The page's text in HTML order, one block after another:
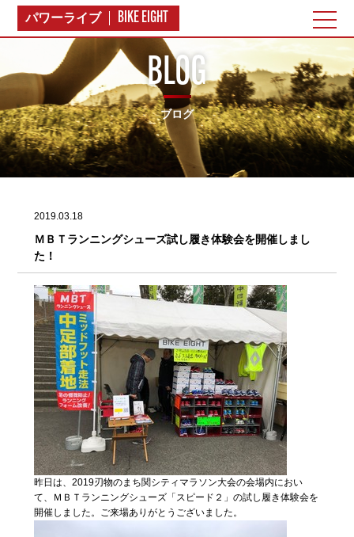
パワーライブ BIKE EIGHT
BLOG
ブログ
2019.03.18
ＭＢＴランニングシューズ試し履き体験会を開催しまし
た！
昨日は、2019刃物のまち関シティマラソン大会の会場内におい
て、ＭＢＴランニングシューズ「スピード２」の試し履き体験会を
開催しました。ご来場ありがとうございました。